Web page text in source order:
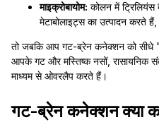
माइक्रोबायोम: कोलन में ट्रिलियंस
मेटाबोलाइट्स का उत्पादन करते
तो जबकि आप गट-ब्रेन कनेक्शन को
आपके गट और मस्तिष्क नसों, रासायनिक
माध्यम से ओवरलैप करते हैं।
गट-ब्रेन कनेक्शन क्या